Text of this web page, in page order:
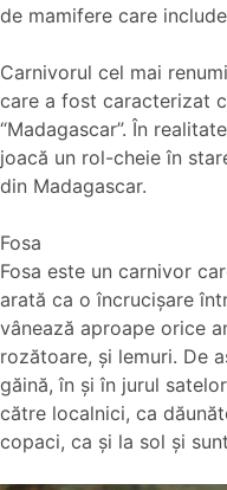
de mamifere care
Carnivorul cel mai
care a fost caracterizat
“Madagascar”. În
joacă un rol-cheie în
din Madagascar.
Fosa
Fosa este un carnivor
arată ca o încrucişare
vânează aproape orice
rozătoare, şi lemuri. De
găină, în şi în jurul
către localnici, ca
copaci, ca şi la sol şi